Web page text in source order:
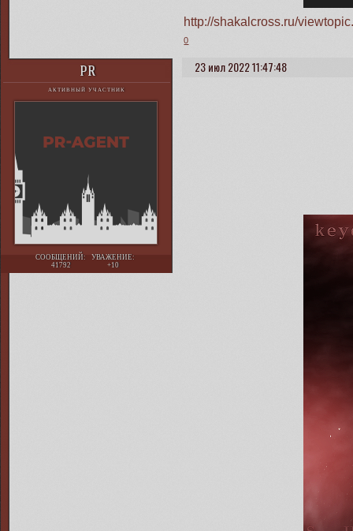
http://shakalcross.ru/
0
23 июл 2022 11:47:48
PR
АКТИВНЫЙ УЧАСТНИК
СООБЩЕНИЙ:
41792
УВАЖЕНИЕ:
+10